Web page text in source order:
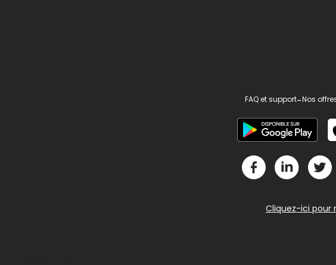
FAQ et support-Nos
Cliquez-ici pour